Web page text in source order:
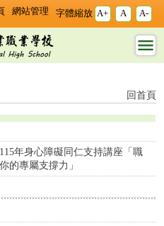
網站管理 字體縮放 A+ A A-
大安
回首頁
年身心障礙同仁支持講座「職
的專屬支撐力」